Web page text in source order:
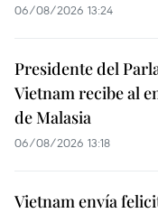
06/08/2026 13:24
Presidente del
Vietnam recibe al
de Malasia
06/08/2026 13:18
Vietnam envía